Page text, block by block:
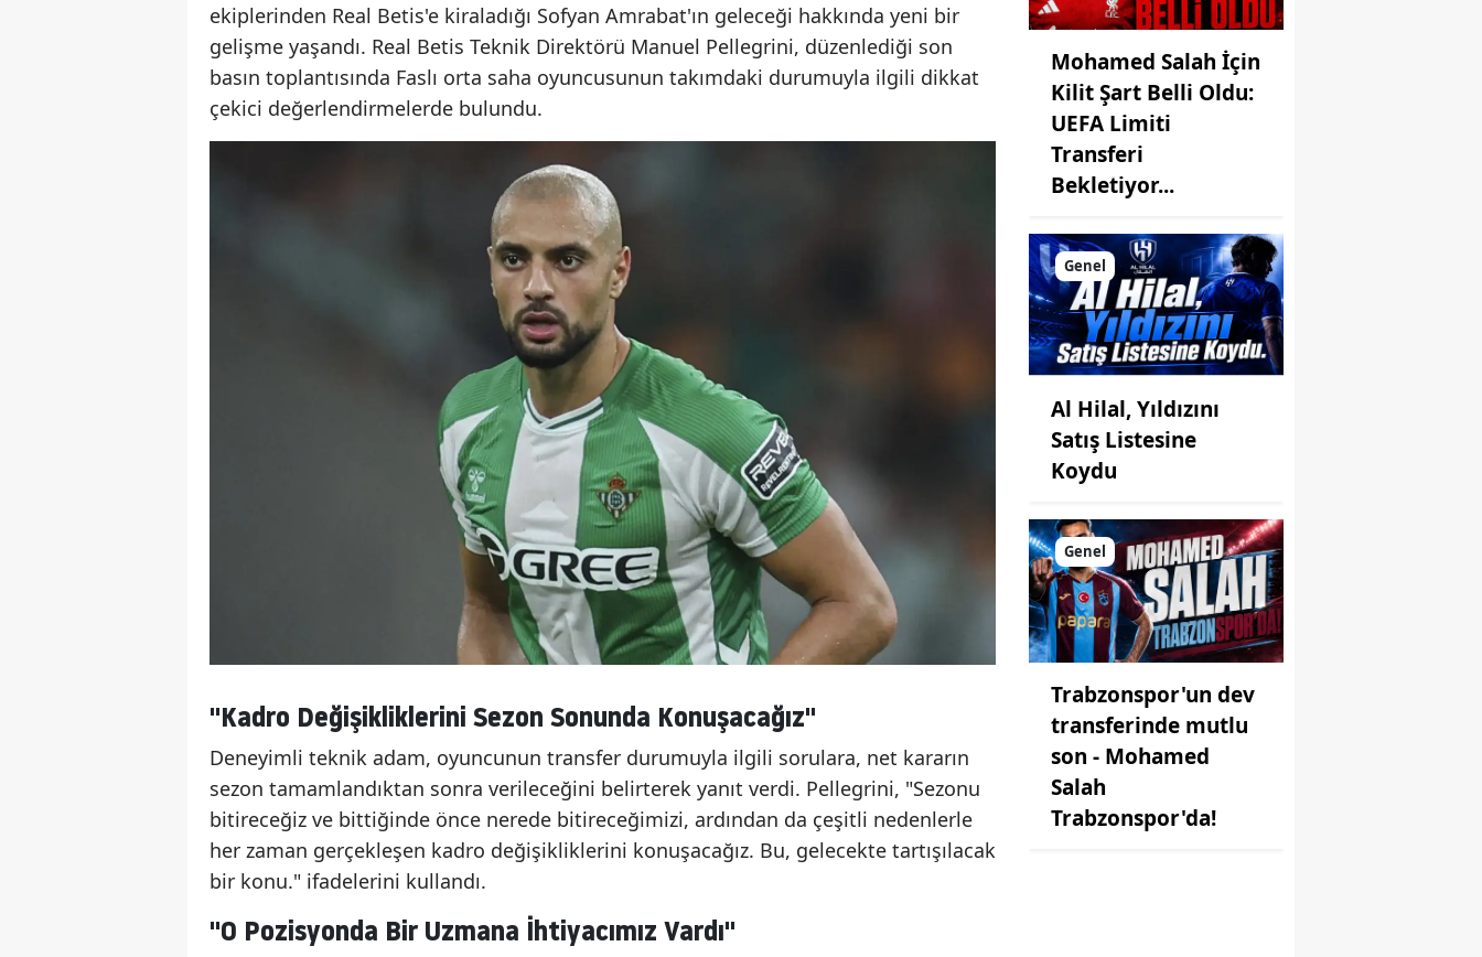
ekiplerinden Real Betis'e kiraladığı Sofyan Amrabat'ın geleceği hakkında yeni bir
gelişme yaşandı. Real Betis Teknik Direktörü Manuel Pellegrini, düzenlediği son
basın toplantısında Faslı orta saha oyuncusunun takımdaki durumuyla ilgili dikkat
çekici değerlendirmelerde bulundu.
"Kadro Değişikliklerini Sezon Sonunda Konuşacağız"
Deneyimli teknik adam, oyuncunun transfer durumuyla ilgili sorulara, net kararın
sezon tamamlandıktan sonra verileceğini belirterek yanıt verdi. Pellegrini, "Sezonu
bitireceğiz ve bittiğinde önce nerede bitireceğimizi, ardından da çeşitli nedenlerle
her zaman gerçekleşen kadro değişikliklerini konuşacağız. Bu, gelecekte tartışılacak
bir konu." ifadelerini kullandı.
"O Pozisyonda Bir Uzmana İhtiyacımız Vardı"
Mohamed Salah İçin
Kilit Şart Belli Oldu:
UEFA Limiti
Transferi
Bekletiyor...
Genel
Al Hilal, Yıldızını
Satış Listesine
Koydu
Genel
Trabzonspor'un dev
transferinde mutlu
son - Mohamed
Salah
Trabzonspor'da!